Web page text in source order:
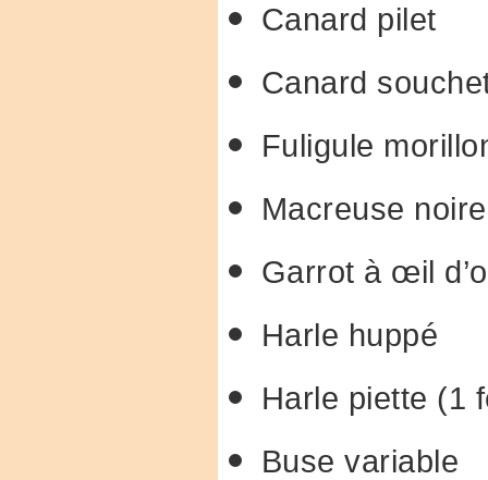
Canard pilet
Canard
Fuligule
Macreuse noire
Garrot à œil
Harle huppé
Harle piette (1
Buse variable